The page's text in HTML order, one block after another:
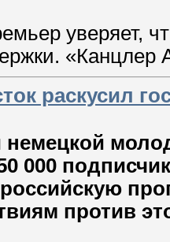
уверяет,
«Канцлер
раскусил
000
против